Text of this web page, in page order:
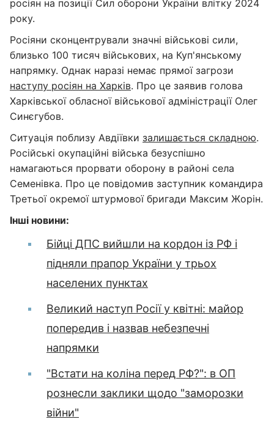
росіян на позиції Сил оборони України влітку 2024
року.
Росіяни сконцентрували значні військові сили,
близько 100 тисяч військових, на Куп'янському
напрямку. Однак наразі немає прямої загрози
наступу росіян на Харків. Про це заявив голова
Харківської обласної військової адміністрації Олег
Синєгубов.
Ситуація поблизу Авдіївки залишається складною.
Російські окупаційні війська безуспішно
намагаються прорвати оборону в районі села
Семенівка. Про це повідомив заступник командира
Третьої окремої штурмової бригади Максим Жорін.
Інші новини:
Бійці ДПС вийшли на кордон із РФ і
підняли прапор України у трьох
населених пунктах
Великий наступ Росії у квітні: майор
попередив і назвав небезпечні
напрямки
"Встати на коліна перед РФ?": в ОП
рознесли заклики щодо "заморозки
війни"